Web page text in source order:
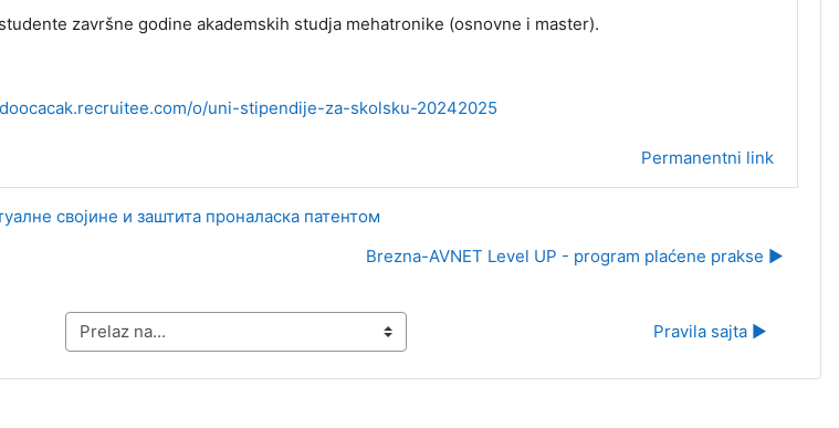
završne godine akademskih studja mehatronike (osnovne i master).
o/uni-stipendije-za-skolsku-20242025
Permanentni link
својине и заштита проналаска патентом
Brezna-AVNET Level UP - program plaćene prakse ▶︎
Prelaz na... Pravila sajta ▶︎